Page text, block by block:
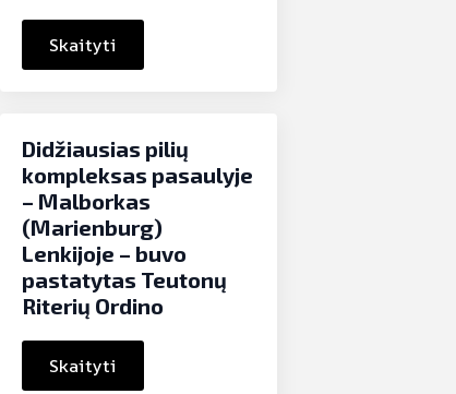
Skaityti
Didžiausias pilių
kompleksas pasaulyje
– Malborkas
(Marienburg)
Lenkijoje – buvo
pastatytas Teutonų
Riterių Ordino
Skaityti